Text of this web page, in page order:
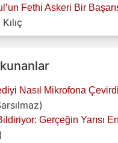
Fethi Askeri Bir
Nasıl Mikrofona
Gerçeğin Yarısı